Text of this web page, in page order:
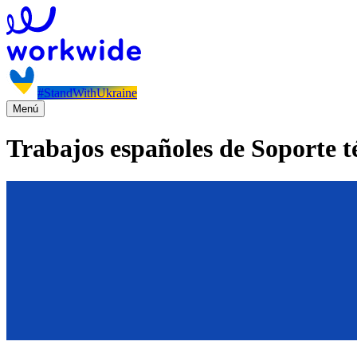
#StandWithUkraine
Menú
Trabajos españoles de Soporte